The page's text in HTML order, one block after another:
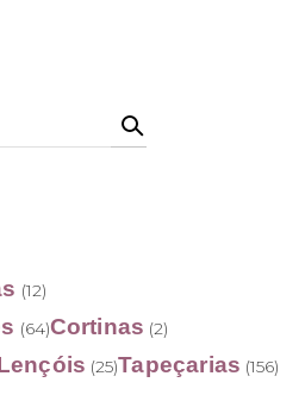
(12)
(64)Cortinas (2)
(25)Tapeçarias (156)